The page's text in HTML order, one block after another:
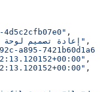
4d5c2cfb07e0" ,
"إعادة تصميم لوحة المعلومات (الإصدار 2)" ,
a895-
,
,